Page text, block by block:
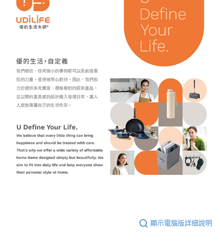
顯示電腦版詳細說明